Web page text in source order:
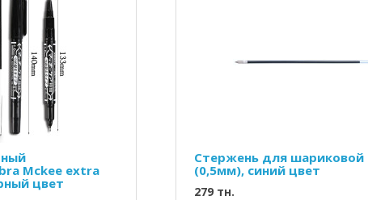
Mckee extra
цвет
Стержень для шариковой
(0,5мм), синий цвет
279 тн.